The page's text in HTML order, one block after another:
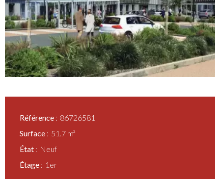
Référence
86726581
Surface
51.7 m²
État
Neuf
Étage
1er